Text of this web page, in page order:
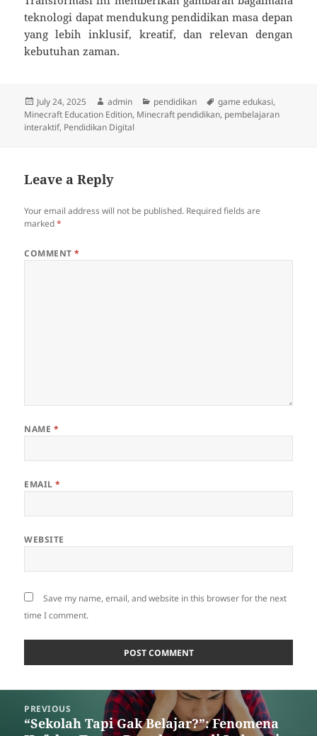
teknologi dapat mendukung pendidikan masa depan
yang lebih inklusif, kreatif, dan relevan dengan
kebutuhan zaman.
Posted
on
July 24, 2025 Author
admin Categories
pendidikan Tags
game edukasi,
Minecraft Education Edition, Minecraft pendidikan, pembelajaran
interaktif, Pendidikan Digital
Leave a Reply
Your email address will not be published. Required fields are
marked*
COMMENT*
NAME *
EMAIL*
WEBSITE
Save my name, email, and website in this browser for the next
time I comment.
navigation
PREVIOUS
Previous
“Sekolah Tapi Gak Belajar?”: Fenomena